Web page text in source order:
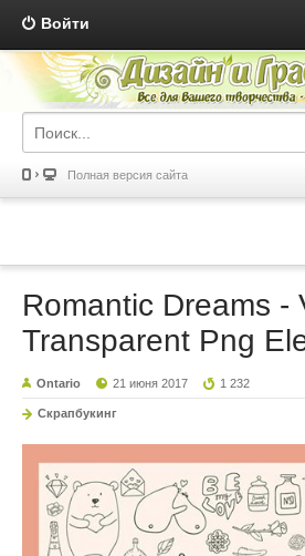
Войти
Полная версия сайта
Romantic Dreams -
Transparent Png
Ontario 21 июня 2017 1 232
Скрапбукинг